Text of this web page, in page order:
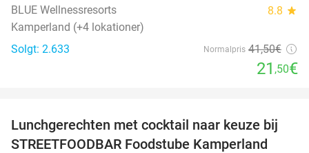
BLUE Wellnessresorts 8.8 star
Kamperland (+4 lokationer)
Solgt: 2.633
Normalpris 41,50€
21 ,50€
41%
Lunchgerechten met cocktail naar keuze bij
STREETFOODBAR Foodstube Kamperland